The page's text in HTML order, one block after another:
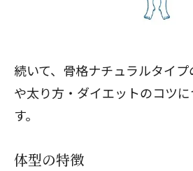
続いて、骨格ナチュラルタイ
や太り方・ダイエットのコツ
す。
体型の特徴